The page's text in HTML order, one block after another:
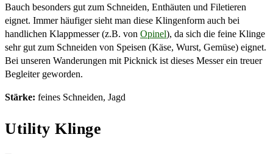
Bauch besonders gut zum Schneiden, Enthäuten und Filetieren
eignet. Immer häufiger sieht man diese Klingenform auch bei
handlichen Klappmesser (z.B. von Opinel), da sich die feine Klinge
sehr gut zum Schneiden von Speisen (Käse, Wurst, Gemüse) eignet.
Bei unseren Wanderungen mit Picknick ist dieses Messer ein treuer
Begleiter geworden.
Stärke: feines Schneiden, Jagd
Utility Klinge